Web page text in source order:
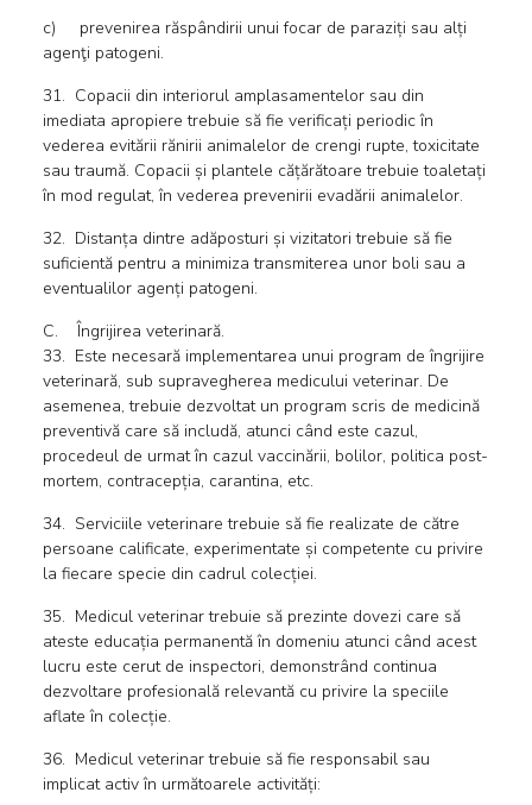
c) prevenirea răspândirii unui focar de paraziți sau alți
agenţi patogeni.
31. Copacii din interiorul amplasamentelor sau din
imediata apropiere trebuie să fie verificați periodic în
vederea evitării rănirii animalelor de crengi rupte, toxicitate
sau traumă. Copacii și plantele cățărătoare trebuie toaletați
în mod regulat, în vederea prevenirii evadării animalelor.
32. Distanța dintre adăposturi și vizitatori trebuie să fie
suficientă pentru a minimiza transmiterea unor boli sau a
eventualilor agenți patogeni.
C. Îngrijirea veterinară.
33. Este necesară implementarea unui program de îngrijire
veterinară, sub supravegherea medicului veterinar. De
asemenea, trebuie dezvoltat un program scris de medicină
preventivă care să includă, atunci când este cazul,
procedeul de urmat în cazul vaccinării, bolilor, politica post-
mortem, contracepția, carantina, etc.
34. Serviciile veterinare trebuie să fie realizate de către
persoane calificate, experimentate și competente cu privire
la fiecare specie din cadrul colecției.
35. Medicul veterinar trebuie să prezinte dovezi care să
ateste educația permanentă în domeniu atunci când acest
lucru este cerut de inspectori, demonstrând continua
dezvoltare profesională relevantă cu privire la speciile
aflate în colecție.
36. Medicul veterinar trebuie să fie responsabil sau
implicat activ în următoarele activități: